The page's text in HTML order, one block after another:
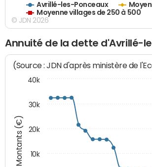
Avrillé-les-Ponceaux
Moyenne villages de 250 à 500
© JDN 2026
Annuité de la dette d'Avrillé-
Montants (€)
(Source : JDN d'après ministère de
10k
20k
30k
40k